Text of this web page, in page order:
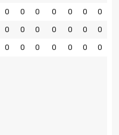
0 0 0 0 0 0 0
0 0 0 0 0 0 0
0 0 0 0 0 0 0